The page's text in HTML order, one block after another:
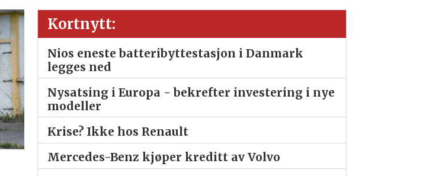
Kortnytt:
Nios eneste batteribyttestasjon i Danmark
legges ned
Nysatsing i Europa - bekrefter investering i nye
modeller
Krise? Ikke hos Renault
Mercedes-Benz kjøper kreditt av Volvo